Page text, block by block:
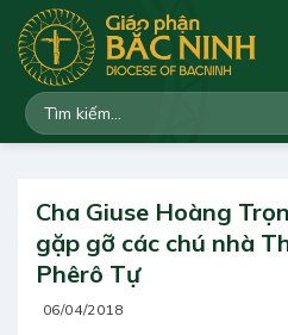
qua
dung
Cha Giuse Hoàng
gặp gỡ các chú nhà
Phêrô Tự
06/04/2018